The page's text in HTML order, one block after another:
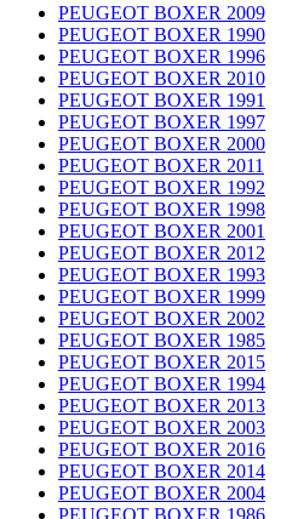
PEUGEOT BOXER 2009
PEUGEOT BOXER 1990
PEUGEOT BOXER 1996
PEUGEOT BOXER 2010
PEUGEOT BOXER 1991
PEUGEOT BOXER 1997
PEUGEOT BOXER 2000
PEUGEOT BOXER 2011
PEUGEOT BOXER 1992
PEUGEOT BOXER 1998
PEUGEOT BOXER 2001
PEUGEOT BOXER 2012
PEUGEOT BOXER 1993
PEUGEOT BOXER 1999
PEUGEOT BOXER 2002
PEUGEOT BOXER 1985
PEUGEOT BOXER 2015
PEUGEOT BOXER 1994
PEUGEOT BOXER 2013
PEUGEOT BOXER 2003
PEUGEOT BOXER 2016
PEUGEOT BOXER 2014
PEUGEOT BOXER 2004
PEUGEOT BOXER 1986